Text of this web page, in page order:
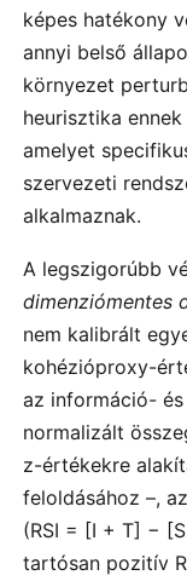
képes hatékony
annyi belső
környezet
heurisztika
amelyet
szervezeti
alkalmaznak.
A legszigorúbb
dimenziómentes
nem kalibrált
kohézióproxy-
az információ-
normalizált
z-értékekre
feloldásához –,
(RSI = [I + T] −
tartósan pozitív